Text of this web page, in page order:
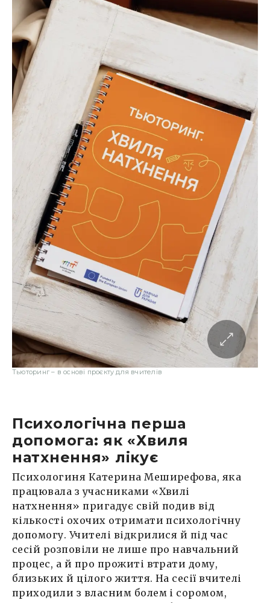
Тьюторинг – в основі проєкту для вчителів
Психологічна перша
допомога: як «Хвиля
натхнення» лікує
Психологиня Катерина Меширефова, яка
працювала з учасниками «Хвилі
натхнення» пригадує свій подив від
кількості охочих отримати психологічну
допомогу. Учителі відкрилися й під час
сесій розповіли не лише про навчальний
процес, а й про прожиті втрати дому,
близьких й цілого життя. На сесії вчителі
приходили з власним болем і соромом,